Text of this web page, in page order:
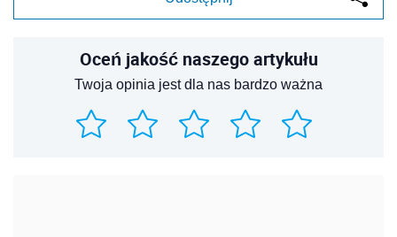
Oceń jakość naszego artykułu
Twoja opinia jest dla nas bardzo ważna